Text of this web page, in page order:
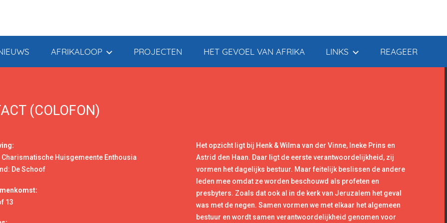
AFRIKALOOP PROJECTEN HET GEVOEL VAN AFRIKA LINKS REAGEER
(COLOFON)
Charismatische Huisgemeente Enthousia
De Schoof
13
Het opzicht ligt bij Henk & Wilma van der Vinne, Ineke Prins en
Astrid den Haan. Daar ligt de eerste verantwoordelijkheid, zij
vormen het dagelijks bestuur. Maar feitelijk beslissen de andere
leden mee omdat ze worden beschouwd als profeten en
presbyters. Zoals dat ook al in de kerk van Jeruzalem het geval
was met de negen. Samen vormen we met elkaar het algemeen
bestuur en wordt samen verantwoordelijkheid genomen voor